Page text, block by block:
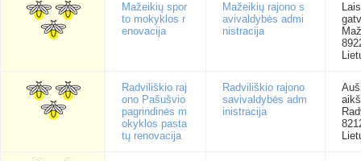
Mažeikių spor
to mokyklos r
enovacija
Mažeikių rajono s
avivaldybės admi
nistracija
Radviliškio raj
ono Pašušvio
pagrindinės m
okyklos pasta
tų renovacija
Radviliškio rajono
savivaldybės adm
inistracija